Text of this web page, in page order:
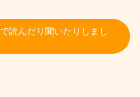
読んだり聞いたりしまし